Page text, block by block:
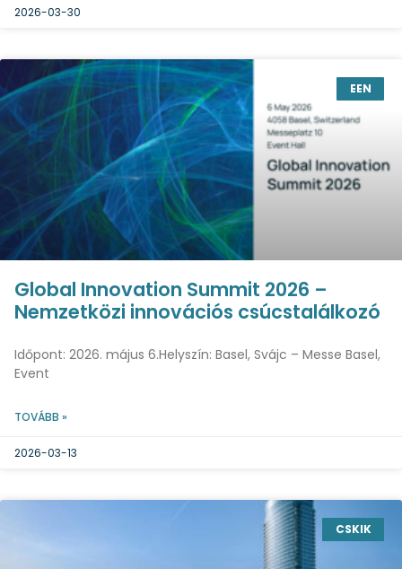
2026-03-30
EEN
Global Innovation Summit 2026 –
Nemzetközi innovációs csúcstalálkozó
Időpont: 2026. május 6.Helyszín: Basel, Svájc – Messe Basel,
Event
TOVÁBB »
2026-03-13
CSKIK